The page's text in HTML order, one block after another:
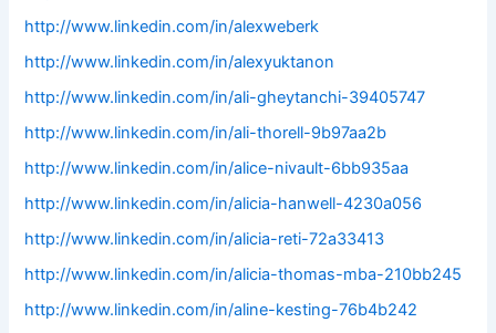
http://www.linkedin.com/in/alexweberk
http://www.linkedin.com/in/alexyuktanon
http://www.linkedin.com/in/ali-gheytanchi-39405747
http://www.linkedin.com/in/ali-thorell-9b97aa2b
http://www.linkedin.com/in/alice-nivault-6bb935aa
http://www.linkedin.com/in/alicia-hanwell-4230a056
http://www.linkedin.com/in/alicia-reti-72a33413
http://www.linkedin.com/in/alicia-thomas-mba-210bb245
http://www.linkedin.com/in/aline-kesting-76b4b242